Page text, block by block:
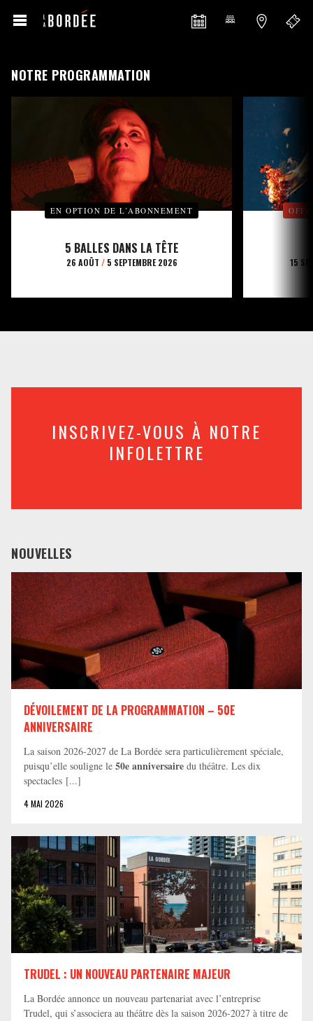
NOTRE PROGRAMMATION
EN OPTION DE L’ABONNEMENT
5 BALLES DANS LA TÊTE
26 AOÛT /5 SEPTEMBRE 2026 15
INSCRIVEZ-VOUS À NOTRE
INFOLETTRE
NOUVELLES
DÉVOILEMENT DE LA PROGRAMMATION – 50E
ANNIVERSAIRE
La saison 2026-2027 de La Bordée sera particulièrement spéciale,
puisqu’elle souligne le 50e anniversaire du théâtre. Les dix
spectacles [...]
4 MAI 2026
TRUDEL : UN NOUVEAU PARTENAIRE MAJEUR
La Bordée annonce un nouveau partenariat avec l’entreprise
Trudel, qui s’associera au théâtre dès la saison 2026-2027 à titre de